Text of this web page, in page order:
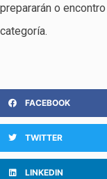
prepararán o
categoría.
FACEBOOK
TWITTER
LINKEDIN